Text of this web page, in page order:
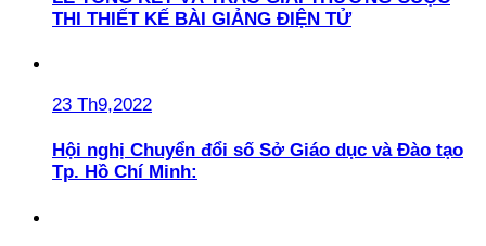
THI THIẾT KẾ BÀI GIẢNG ĐIỆN TỬ
23 Th9,2022
Hội nghị Chuyển đổi số Sở Giáo dục và Đào tạo
Tp. Hồ Chí Minh: